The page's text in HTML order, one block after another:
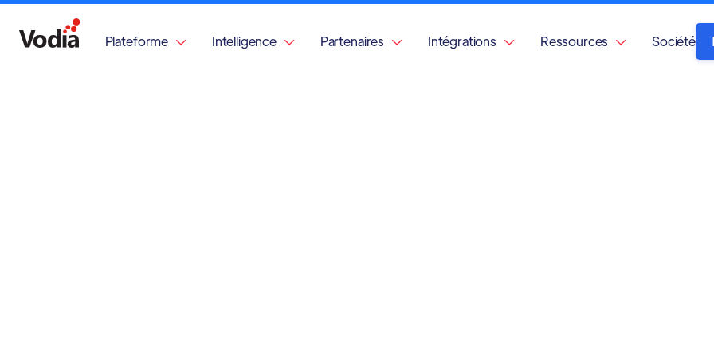
Plateforme  Intelligence  Partenaires  Intégrations  Ressources  Société